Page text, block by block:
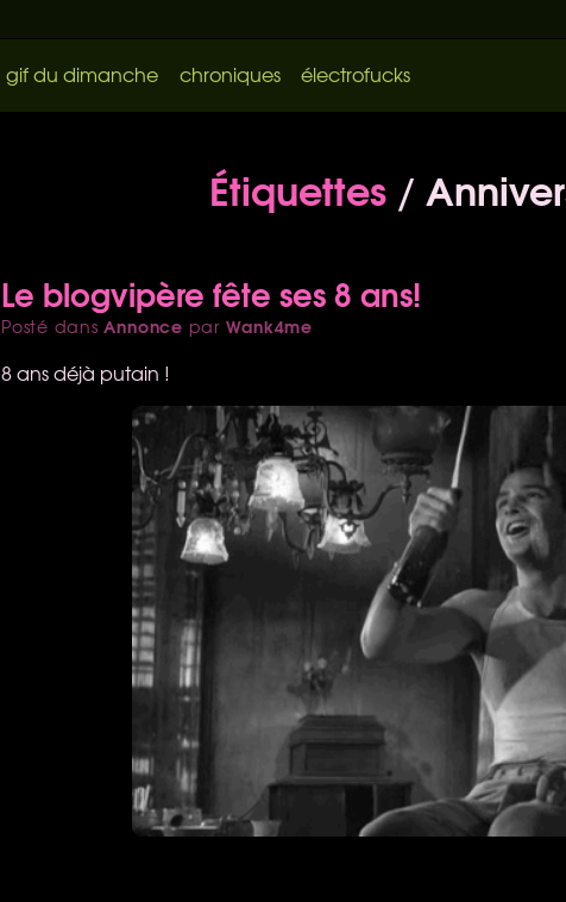
gif du dimanche chroniques électrofucks
Étiquettes/
Le blogvipère fête ses 8 ans!
Posté dansAnnonce par Wank4me
8 ans déjà putain !